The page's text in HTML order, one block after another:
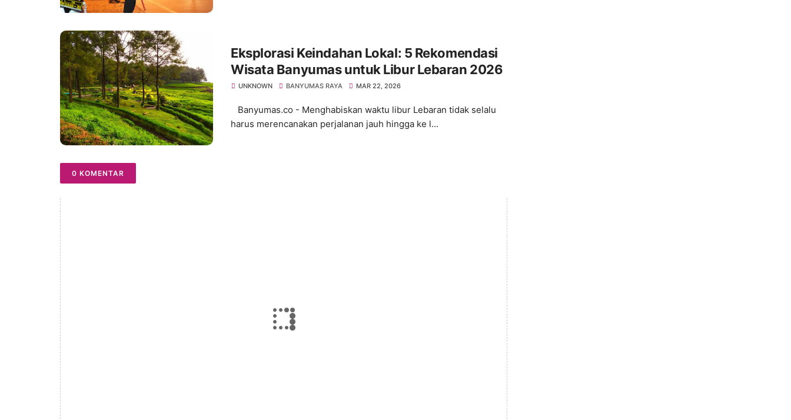
Eksplorasi Keindahan Lokal: 5 Rekomendasi
Wisata Banyumas untuk Libur Lebaran 2026
UNKNOWN BANYUMAS RAYA MAR 22, 2026
Banyumas.co - ​Menghabiskan waktu libur Lebaran tidak selalu
harus merencanakan perjalanan jauh hingga ke l...
0 KOMENTAR